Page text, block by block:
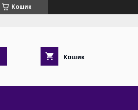
Кошик
Кошик